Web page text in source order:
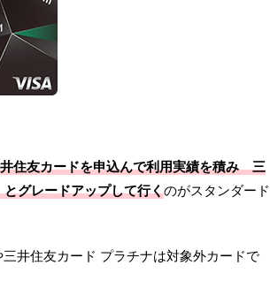
住友カードを申込んで利用実績を積み 三
グレードアップして行くのがスタンダード
井住友カード プラチナは対象外カードで